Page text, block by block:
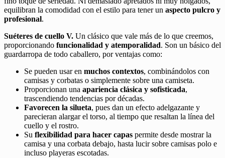
equilibran la comodidad con el estilo para tener un aspecto pulcro y
profesional.
Suéteres de cuello V. Un clásico que vale más de lo que creemos,
proporcionando funcionalidad y atemporalidad. Son un básico del
guardarropa de todo caballero, por ventajas como:
Se pueden usar en muchos contextos, combinándolos con
camisas y corbatas o simplemente sobre una camiseta.
Proporcionan una apariencia clásica y sofisticada,
trascendiendo tendencias por décadas.
Favorecen la silueta, pues dan un efecto adelgazante y
parecieran alargar el torso, al tiempo que resaltan la línea del
cuello y el rostro.
Su flexibilidad para hacer capas permite desde mostrar la
camisa y una corbata debajo, hasta lucir sobre camisas polo e
incluso playeras escotadas.